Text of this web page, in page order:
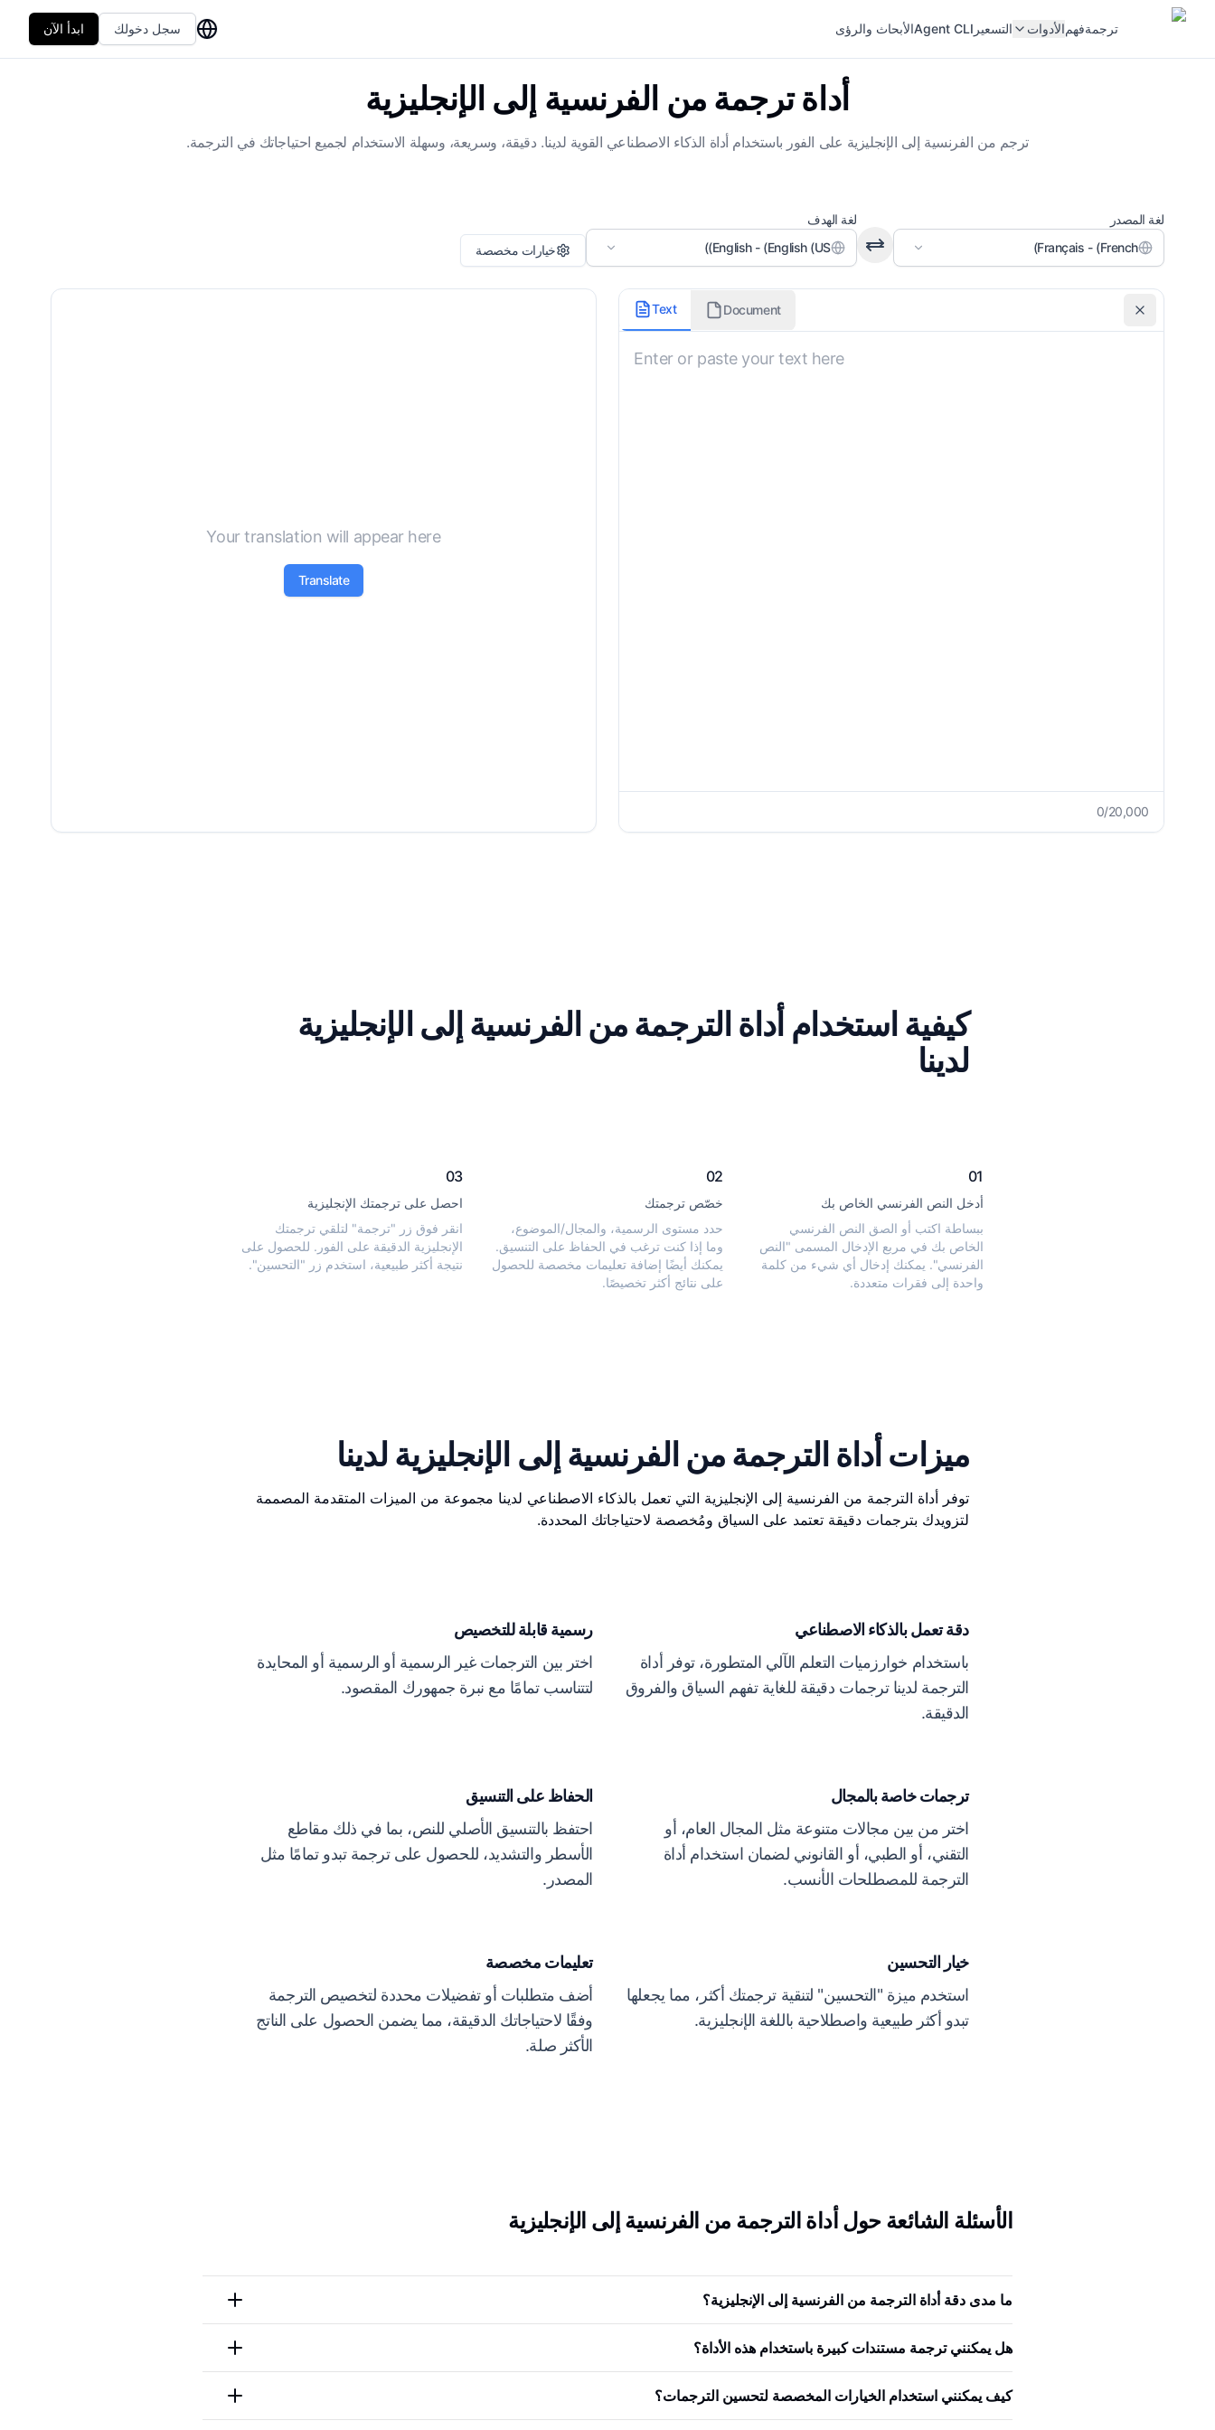
ترجمةفهمالأدوات التسعير Agent CLIالأبحاث والرؤى سجل دخولك ابدأ الآن
أداة ترجمة من الفرنسية إلى الإنجليزية
ترجم من الفرنسية إلى الإنجليزية على الفور باستخدام أداة الذكاء الاصطناعي القوية لدينا. دقيقة، وسريعة، وسهلة الاستخدام لجميع احتياجاتك في الترجمة.
لغة المصدر
Français - (French)
لغة الهدف
English - (English (US))
خيارات مخصصة
الرسمية
محايد
المجال/الموضوع
عام
Text Document
0/20,000
Your translation will appear here
Translate
كيفية استخدام أداة الترجمة من الفرنسية إلى الإنجليزية
لدينا
01
أدخل النص الفرنسي الخاص بك
ببساطة اكتب أو الصق النص الفرنسي
الخاص بك في مربع الإدخال المسمى "النص
الفرنسي". يمكنك إدخال أي شيء من كلمة
واحدة إلى فقرات متعددة.
02
خصّص ترجمتك
حدد مستوى الرسمية، والمجال/الموضوع،
وما إذا كنت ترغب في الحفاظ على التنسيق.
يمكنك أيضًا إضافة تعليمات مخصصة للحصول
على نتائج أكثر تخصيصًا.
03
احصل على ترجمتك الإنجليزية
انقر فوق زر "ترجمة" لتلقي ترجمتك
الإنجليزية الدقيقة على الفور. للحصول على
نتيجة أكثر طبيعية، استخدم زر "التحسين".
ميزات أداة الترجمة من الفرنسية إلى الإنجليزية لدينا
توفر أداة الترجمة من الفرنسية إلى الإنجليزية التي تعمل بالذكاء الاصطناعي لدينا مجموعة من الميزات المتقدمة المصممة
لتزويدك بترجمات دقيقة تعتمد على السياق ومُخصصة لاحتياجاتك المحددة.
دقة تعمل بالذكاء الاصطناعي
باستخدام خوارزميات التعلم الآلي المتطورة، توفر أداة
الترجمة لدينا ترجمات دقيقة للغاية تفهم السياق والفروق
الدقيقة.
رسمية قابلة للتخصيص
اختر بين الترجمات غير الرسمية أو الرسمية أو المحايدة
لتتناسب تمامًا مع نبرة جمهورك المقصود.
ترجمات خاصة بالمجال
اختر من بين مجالات متنوعة مثل المجال العام، أو
التقني، أو الطبي، أو القانوني لضمان استخدام أداة
الترجمة للمصطلحات الأنسب.
الحفاظ على التنسيق
احتفظ بالتنسيق الأصلي للنص، بما في ذلك مقاطع
الأسطر والتشديد، للحصول على ترجمة تبدو تمامًا مثل
المصدر.
خيار التحسين
استخدم ميزة "التحسين" لتنقية ترجمتك أكثر، مما يجعلها
تبدو أكثر طبيعية واصطلاحية باللغة الإنجليزية.
تعليمات مخصصة
أضف متطلبات أو تفضيلات محددة لتخصيص الترجمة
وفقًا لاحتياجاتك الدقيقة، مما يضمن الحصول على الناتج
الأكثر صلة.
الأسئلة الشائعة حول أداة الترجمة من الفرنسية إلى الإنجليزية
ما مدى دقة أداة الترجمة من الفرنسية إلى الإنجليزية؟
هل يمكنني ترجمة مستندات كبيرة باستخدام هذه الأداة؟
كيف يمكنني استخدام الخيارات المخصصة لتحسين الترجمات؟